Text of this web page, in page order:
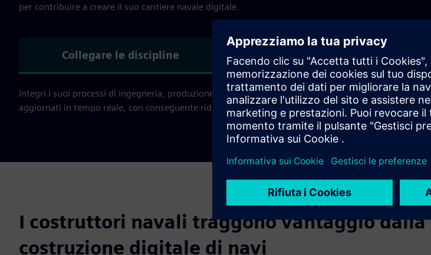
per contribuire a creare il suo cantiere navale digitale.
Collegare le discipline Migliora la pianificazione dei
Integri i suoi processi di ingegneria, produzione e logistica attraverso una base dati centralizzata
aggiornati in tempo reale, con conseguente riduzione delle perdite di tempo e meno errori.
I costruttori navali traggono vantaggio dalla
costruzione digitale di navi